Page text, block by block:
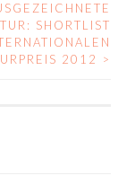
SHORTLIST
2012
>